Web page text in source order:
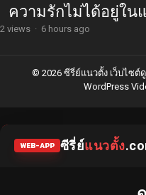
ความรักไม่ได้อยู่ใน
2 views · 6 hours ago
© 2026 ซีรี่ย์แนวตั้ง เว็บไซ
WordPress
WEB-APP ซีรี่ย์แนวตั้ง